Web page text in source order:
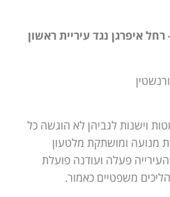
(מרכז) 5109-09-21- רחל איפרגן נגד עיריית ראשון
וישנות לגביהן לא הוגשה כל
מנועה ומושתקת מלטעון
פעלה ועודנה פועלת
משפטיים כאמור.